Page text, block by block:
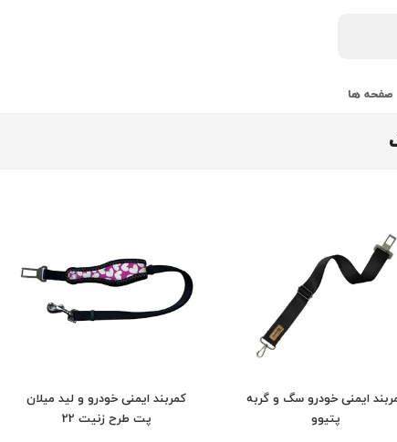
صفحه ها
ایمنی خودرو سگ و گربه
پتیوو
کمربند ایمنی خودرو و لید میلان
پت طرح زنیت 22